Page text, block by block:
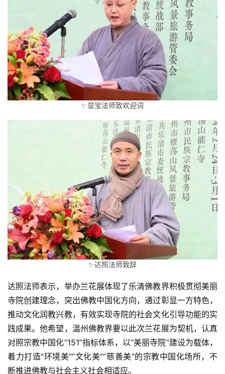
✨显宝法师致欢迎词
✨达照法师致辞
达照法师表示，举办兰花展体现了乐清佛教界积极贯彻美丽
寺院创建理念，突出佛教中国化方向，通过彰显一方特色，
推动文化润教兴教，有效实现寺院的社会文化引导功能的实
践成果。他希望，温州佛教界要以此次兰花展为契机，认真
对照宗教中国化“151”指标体系，以“美丽寺院”建设为载体，
着力打造“环境美”“文化美”“慈善美”的宗教中国化场所，不
断推进佛教与社会主义社会相适应。